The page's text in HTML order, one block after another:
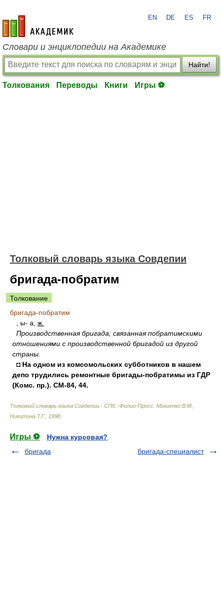
academic.ru
EN DE ES FR
Словари и энциклопедии на Академике
Найти!
Толкования Переводы Книги Игры ⚽
Толковый словарь языка Совдепии
бригада-побратим
Толкование
бригада-побратим
, ы- а, ж.
Производственная бригада, связанная побратимскими
отношениями с производственной бригадой из другой
страны
◘ На одном из комсомольских субботников в нашем
депо трудились ремонтные бригады-побратимы из ГДР
(Комс. пр.). СМ-84, 44.
Толковый словарь языка Совдепии.- СПб.: Фолио-Пресс Мокиенко В.М.,
Никитина Т.Г.
1998
Игры ⚽
Нужна курсовая?
бригада
бригада-специалист